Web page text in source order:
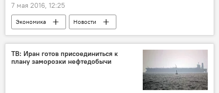
7 мая 2016, 12:25
Экономика
Новости
Новости мира
ТВ: Иран готов присоединиться к
плану заморозки нефтедобычи